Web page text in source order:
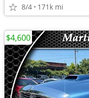
8/4 171k mi
$4,600